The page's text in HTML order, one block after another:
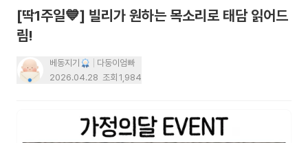
[딱1주일💙] 빌리가 원하는 목소리로 태담 읽어드
림!
베동지기
다둥이엄빠
2026.04.28 조회 1,984